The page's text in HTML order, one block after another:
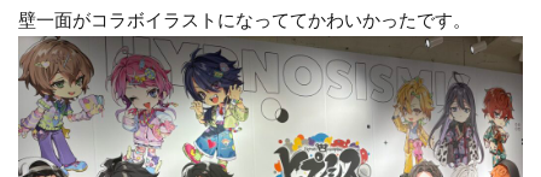
壁一面がコラボイラストになっててかわいかったです。